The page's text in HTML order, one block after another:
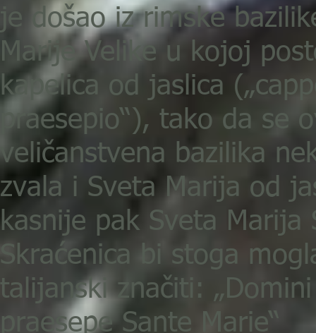
je došao iz rimske
Marije Velike u kojoj
kapelica od jaslica
praesepio“), tako da se
veličanstvena bazilika
zvala i Sveta Marija od
kasnije pak Sveta Marija
Skraćenica bi stoga
talijanski značiti: „Domini
praesepe Sante Marie“